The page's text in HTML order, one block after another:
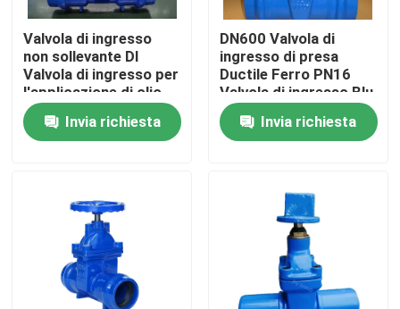
Giro della fabbrica
Controllo di qualità
Contattaci
Valvola a saracinesca dei DI
Valvola di ingresso
non sollevante DI
Valvola di ingresso per
l'applicazione di olio
Invia richiesta
DN600 Valvola di
ingresso di presa
Ductile Ferro PN16
Valvola di ingresso Blu
Invia richiesta